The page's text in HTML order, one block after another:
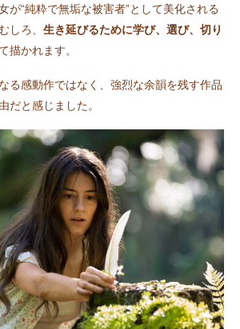
が“純粋で無垢な被害者”として美化される
しろ、 生き延びるために学び、選び、切り
描かれます。
る感動作ではなく、強烈な余韻を残す作品
だと感じました。